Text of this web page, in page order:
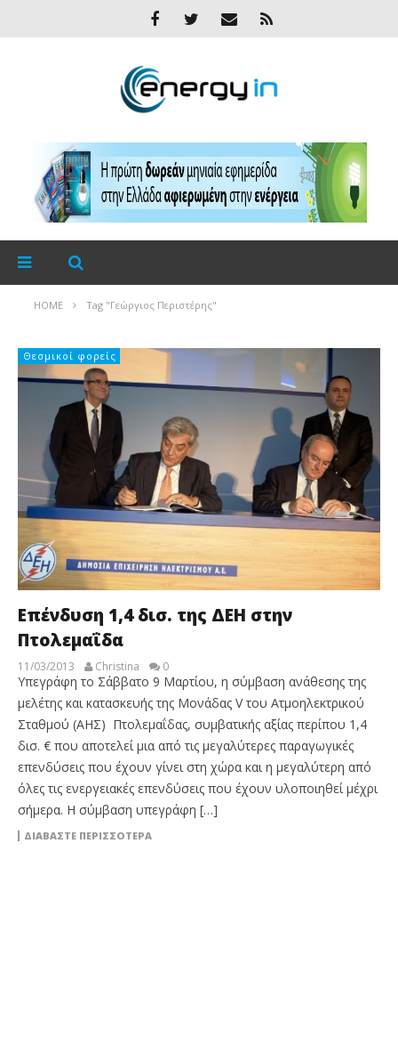
HOME Tag "Γεώργιος Περιστέρης"
Θεσμικοί φορείς
Επένδυση 1,4 δισ. της ΔΕΗ στην
Πτολεμαΐδα
11/03/2013 Christina 0
Υπεγράφη το Σάββατο 9 Μαρτίου, η σύμβαση ανάθεσης της
μελέτης και κατασκευής της Μονάδας V του Ατμοηλεκτρικού
Σταθμού (ΑΗΣ) Πτολεμαΐδας, συμβατικής αξίας περίπου 1,4
δισ. € που αποτελεί μια από τις μεγαλύτερες παραγωγικές
επενδύσεις που έχουν γίνει στη χώρα και η μεγαλύτερη από
όλες τις ενεργειακές επενδύσεις που έχουν υλοποιηθεί μέχρι
σήμερα. Η σύμβαση υπεγράφη […]
ΔΙΑΒΆΣΤΕ ΠΕΡΙΣΣΌΤΕΡΑ